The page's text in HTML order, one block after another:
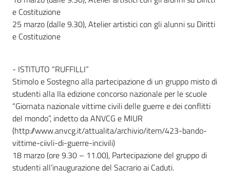
e Costituzione
25 marzo (dalle 9.30), Atelier artistici con gli alunni su Diritti
e Costituzione
- ISTITUTO “RUFFILLI”
Stimolo e Sostegno alla partecipazione di un gruppo misto di
studenti alla IIa edizione concorso nazionale per le scuole
“Giornata nazionale vittime civili delle guerre e dei conflitti
del mondo”, indetto da ANVCG e MIUR
(http://www.anvcg.it/attualita/archivio/item/423-bando-
vittime-ciivli-di-guerre-incivili)
18 marzo (ore 9.30 – 11.00), Partecipazione del gruppo di
studenti all’inaugurazione del Sacrario ai Caduti.